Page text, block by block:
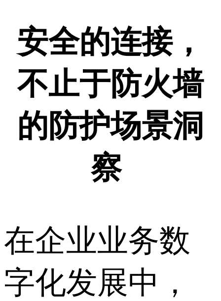
安全的连接，
不止于防火墙
的防护场景洞
察
在企业业务数
字化发展中，